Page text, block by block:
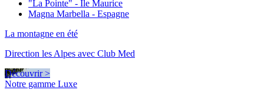
"La Pointe" - Ile Maurice
Magna Marbella - Espagne
La montagne en été
Direction les Alpes avec Club Med
Découvrir >
Notre gamme Luxe